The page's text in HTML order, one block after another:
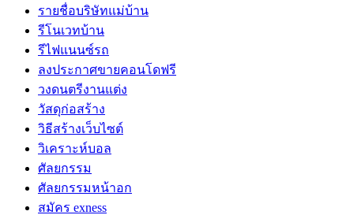
รายชื่อบริษัทแม่บ้าน
รีโนเวทบ้าน
รีไฟแนนซ์รถ
ลงประกาศขายคอนโดฟรี
วงดนตรีงานแต่ง
วัสดุก่อสร้าง
วิธีสร้างเว็บไซต์
วิเคราะห์บอล
ศัลยกรรม
ศัลยกรรมหน้าอก
สมัคร exness